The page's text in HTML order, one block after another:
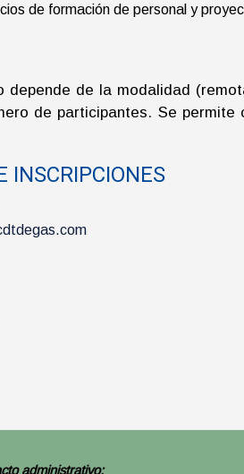
de formación de personal y
depende de la modalidad
de participantes. Se
INSCRIPCIONES
administrativo: